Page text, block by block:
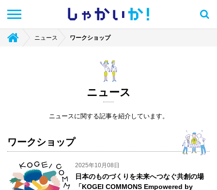
しゃかい か！
ニュース ワークショップ
ニュース
ニュースに関する記事を紹介しています。
ワークショップ
2025年10月08日
日本のものづくりを未来へつなぐ共創の場
「KOGEI COMMONS Empowered by